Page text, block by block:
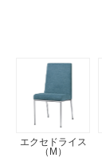
エクセドライス
（M）